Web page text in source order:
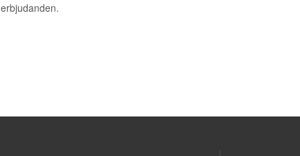
erbjudanden.